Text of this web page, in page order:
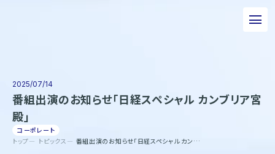
事業について
エピソード
実績紹介
トップ トピックス 番組出演のお知らせ「日経スペシャル カンブリア宮殿」
2025/07/14
番組出演のお知らせ「日経スペシャル カンブリア宮
殿」
コーポレート